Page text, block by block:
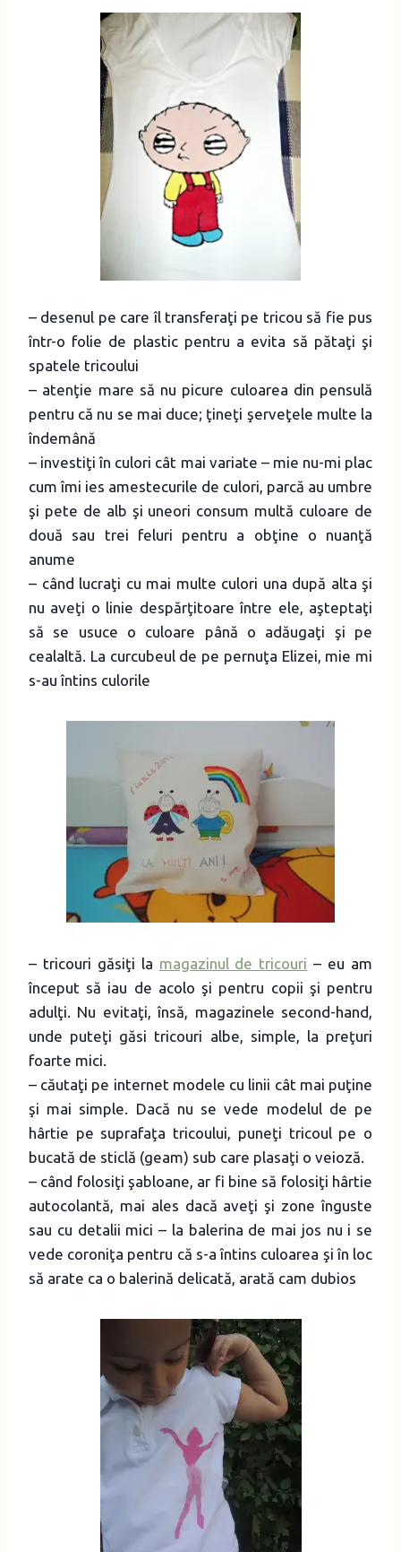
– desenul pe care îl transferaţi pe tricou să fie pus
într-o folie de plastic pentru a evita să pătaţi şi
spatele tricoului
– atenţie mare să nu picure culoarea din pensulă
pentru că nu se mai duce; ţineţi şerveţele multe la
îndemână
– investiţi în culori cât mai variate – mie nu-mi plac
cum îmi ies amestecurile de culori, parcă au umbre
şi pete de alb şi uneori consum multă culoare de
două sau trei feluri pentru a obţine o nuanţă
anume
– când lucraţi cu mai multe culori una după alta şi
nu aveţi o linie despărţitoare între ele, aşteptaţi
să se usuce o culoare până o adăugaţi şi pe
cealaltă. La curcubeul de pe pernuţa Elizei, mie mi
s-au întins culorile
– tricouri găsiţi la magazinul de tricouri – eu am
început să iau de acolo şi pentru copii şi pentru
adulţi. Nu evitaţi, însă, magazinele second-hand,
unde puteţi găsi tricouri albe, simple, la preţuri
foarte mici.
– căutaţi pe internet modele cu linii cât mai puţine
şi mai simple. Dacă nu se vede modelul de pe
hârtie pe suprafaţa tricoului, puneţi tricoul pe o
bucată de sticlă (geam) sub care plasaţi o veioză.
– când folosiţi şabloane, ar fi bine să folosiţi hârtie
autocolantă, mai ales dacă aveţi şi zone înguste
sau cu detalii mici – la balerina de mai jos nu i se
vede coroniţa pentru că s-a întins culoarea şi în loc
să arate ca o balerină delicată, arată cam dubios